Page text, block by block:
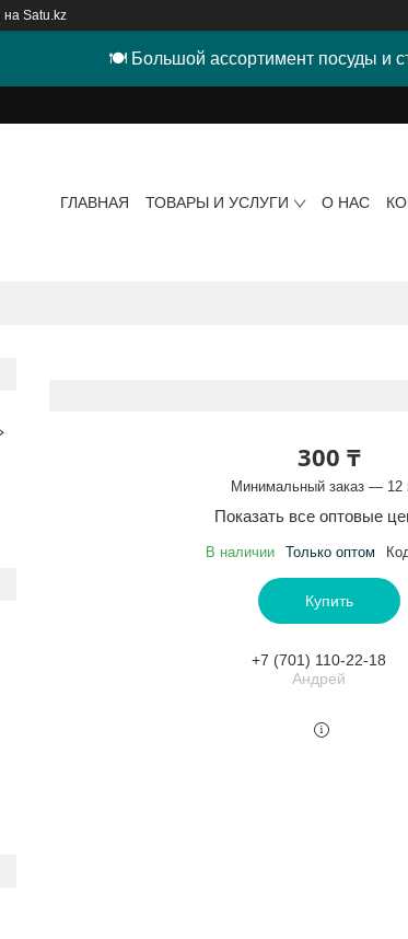
на Satu.kz
🍽 Большой ассортимент посуды и
ГЛАВНАЯ ТОВАРЫ И УСЛУГИ О НАС
300 ₸
Минимальный заказ — 12
Показать все оптовые
В наличии Только оптом
Купить
+7 (701) 110-22-18
Андрей